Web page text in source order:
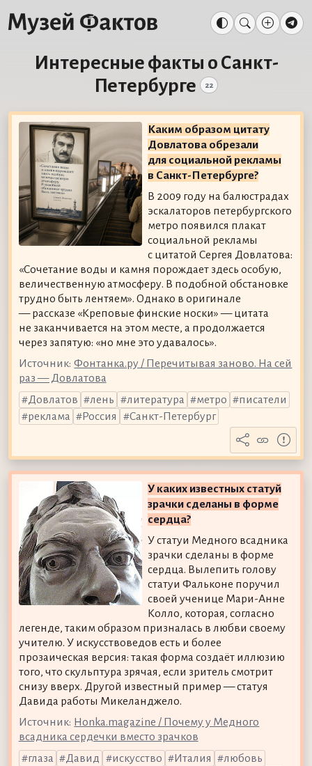
Интересные факты о Санкт-
Петербурге
22
Каким образом цитату
Довлатова обрезали
для социальной рекламы
в Санкт-Петербурге?
В 2009 году на балюстрадах
эскалаторов петербургского
метро появился плакат
социальной рекламы
с цитатой Сергея Довлатова:
«Сочетание воды и камня порождает здесь особую,
величественную атмосферу. В подобной обстановке
трудно быть лентяем». Однако в оригинале
— рассказе «Креповые финские носки» — цитата
не заканчивается на этом месте, а продолжается
через запятую: «но мне это удавалось».
Источник: Фонтанка.ру / Перечитывая заново. На сей
раз — Довлатова
Довлатов
лень литература метро
писатели
реклама
Россия Санкт-Петербург
У каких известных статуй
зрачки сделаны в форме
сердца?
У статуи Медного всадника
зрачки сделаны в форме
сердца. Вылепить голову
статуи Фальконе поручил
своей ученице Мари-Анне
Колло, которая, согласно
легенде, таким образом призналась в любви своему
учителю. У искусствоведов есть и более
прозаическая версия: такая форма создаёт иллюзию
того, что скульптура зрячая, если зритель смотрит
снизу вверх. Другой известный пример — статуя
Давида работы Микеланджело.
Источник: Honka.magazine / Почему у Медного
всадника сердечки вместо зрачков
глаза
Давид искусство Италия
любовь